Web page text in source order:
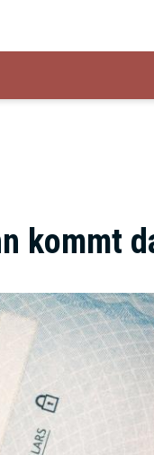
kommt